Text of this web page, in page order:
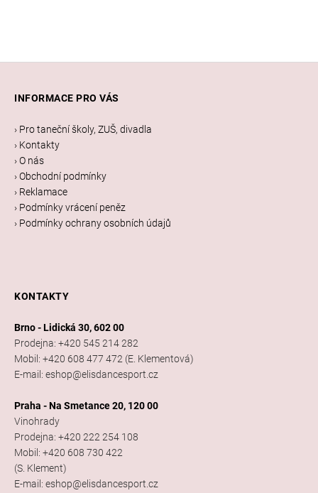
INFORMACE PRO VÁS
› Pro taneční školy, ZUŠ, divadla
› Kontakty
› O nás
› Obchodní podmínky
› Reklamace
› Podmínky vrácení peněz
› Podmínky ochrany osobních údajů
KONTAKTY
Brno - Lidická 30, 602 00
Prodejna: +420 545 214 282
Mobil: +420 608 477 472 (E. Klementová)
E-mail: eshop@elisdancesport.cz
Praha - Na Smetance 20, 120 00
Vinohrady
Prodejna: +420 222 254 108
Mobil: +420 608 730 422
(S. Klement)
E-mail: eshop@elisdancesport.cz